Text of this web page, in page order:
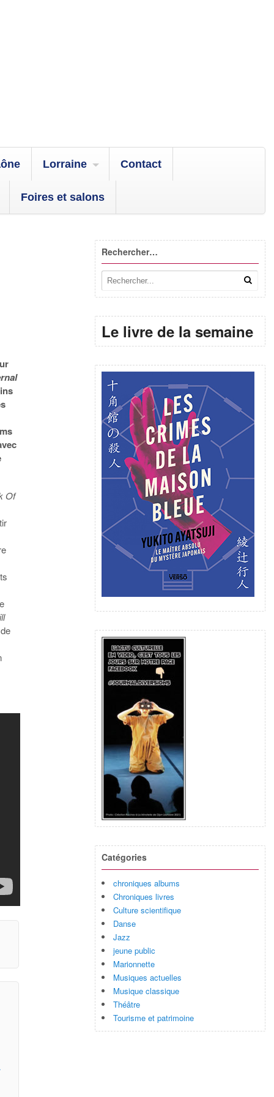
Lorraine Contact
Foires et salons
Of
Rechercher…
Le livre de la semaine
Catégories
chroniques albums
Chroniques livres
Culture scientifique
Danse
Jazz
jeune public
Marionnette
Musiques actuelles
Musique classique
Théâtre
Tourisme et patrimoine